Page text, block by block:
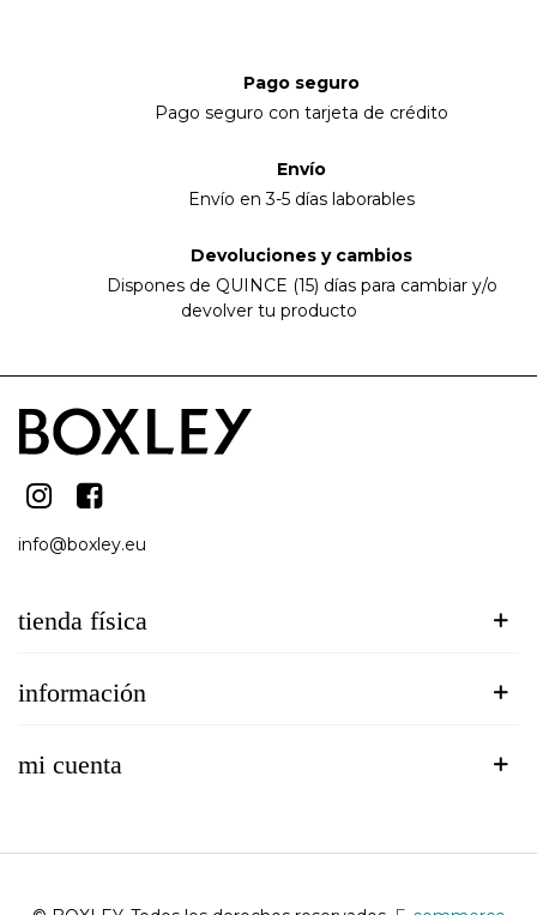
Pago seguro
Pago seguro con tarjeta de crédito
Envío
Envío en 3-5 días laborables
Devoluciones y cambios
Dispones de QUINCE (15) días para cambiar y/o
devolver tu producto
info@boxley.eu
tienda física
información
mi cuenta